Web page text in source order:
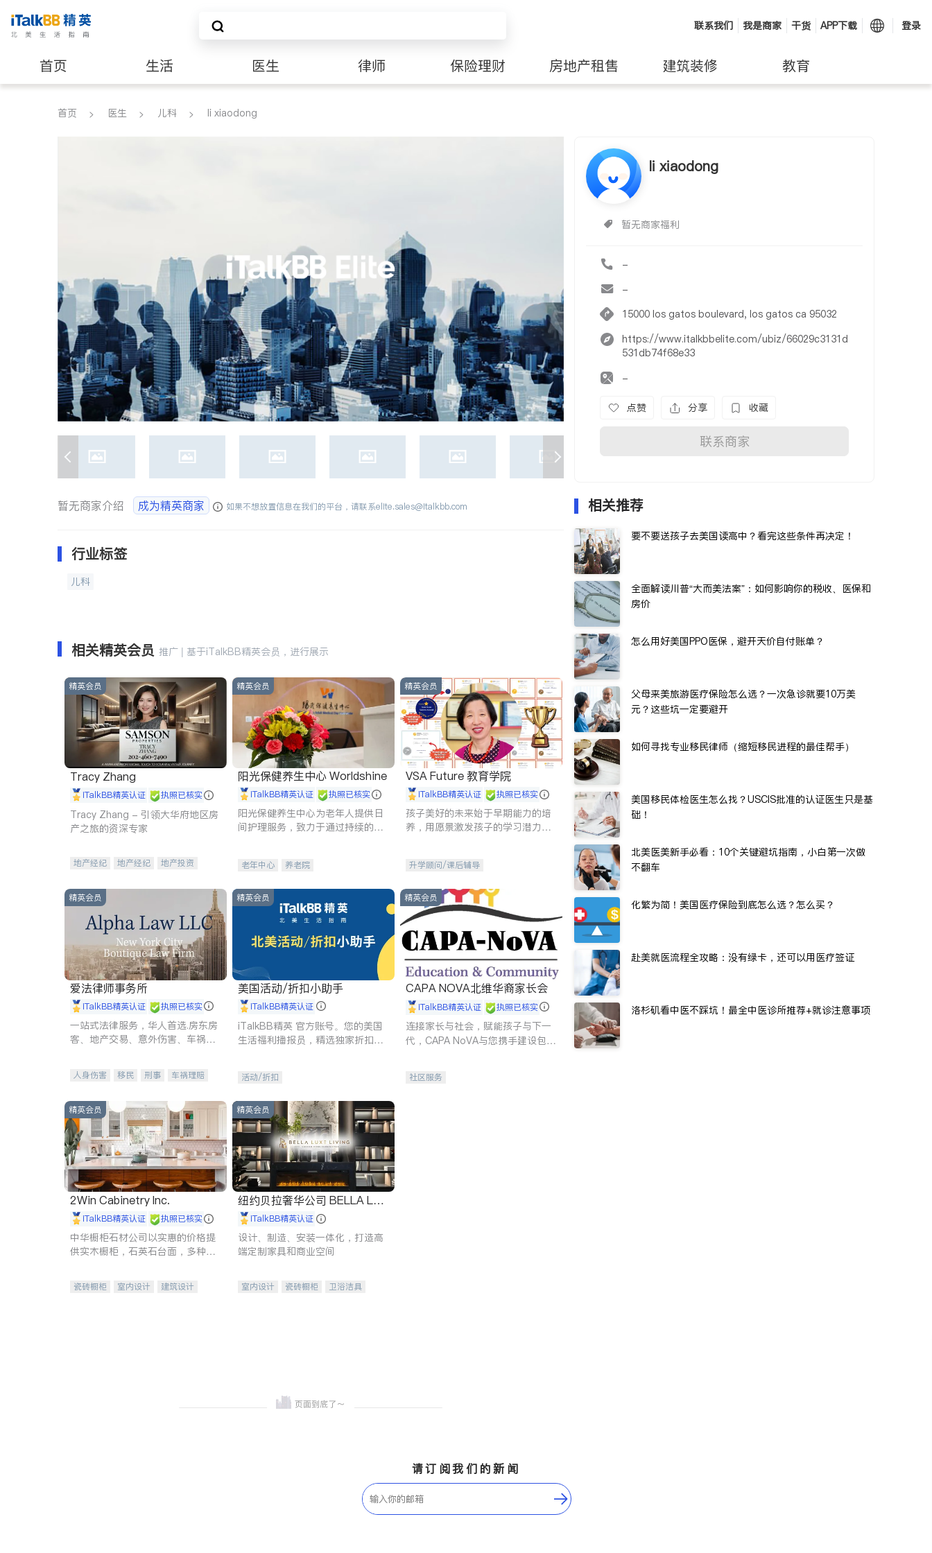
联系我们 我是商家 干货 APP下载 登录
首页 生活 医生 律师 保险理财 房地产租售 建筑装修 教育
养老 非盈利组织
首页 医生 儿科 li xiaodong
li xiaodong
暂无商家福利
-
-
15000 los gatos boulevard, los gatos ca 95032
https://www.italkbbelite.com/ubiz/66029c3131d
531db74f68e33
-
点赞 分享 收藏
联系商家
暂无商家介绍 成为精英商家 如果不想放置信息在我们的平台，请联系elite.sales@italkbb.com
行业标签
儿科
相关精英会员 推广 | 基于iTalkBB精英会员，进行展示
精英会员
Tracy Zhang
iTalkBB精英认证 执照已核实
Tracy Zhang - 引领大华府地区房
产之旅的资深专家
地产经纪 地产经纪
地产投资
精英会员
阳光保健养生中心 Worldshine
iTalkBB精英认证 执照已核实
阳光保健养生中心为老年人提供日
间护理服务，致力于通过持续的护
老年中心 养老院
精英会员
VSA Future 教育学院
iTalkBB精英认证 执照已核实
孩子美好的未来始于早期能力的培
养，用愿景激发孩子的学习潜力和
升学顾问/课后辅导
精英会员
爱法律师事务所
iTalkBB精英认证 执照已核实
一站式法律服务，华人首选.房东房
客、地产交易、意外伤害、车祸重
人身伤害 移民 刑事
车祸理赔
商标注册
索赔 律师-其它 保释
精英会员
美国活动/折扣小助手
iTalkBB精英认证
iTalkBB精英 官方账号。您的美国
生活福利播报员，精选独家折扣、
活动/折扣
精英会员
CAPA NOVA北维华裔家长会
iTalkBB精英认证 执照已核实
连接家长与社会，赋能孩子与下一
代，CAPA NoVA与您携手建设包
社区服务
精英会员
2Win Cabinetry Inc.
iTalkBB精英认证 执照已核实
中华橱柜石材公司以实惠的价格提
供实木橱柜，石英石台面，多种优
机。品质厨房，家的选择。
瓷砖橱柜 室内设计
建筑设计
精英会员
纽约贝拉奢华公司 BELLA LUX
E iTalkBB精英认证
设计、制造、安装一体化，打造高
端定制家具和商业空间
室内设计 瓷砖橱柜
卫浴洁具
相关推荐
要不要送孩子去美国读高中？看完这些条件再决定！
全面解读川普“大而美法案”：如何影响你的税收、医保和
房价
怎么用好美国PPO医保，避开天价自付账单？
父母来美旅游医疗保险怎么选？一次急诊就要10万美
元？这些坑一定要避开
如何寻找专业移民律师（缩短移民进程的最佳帮手）
美国移民体检医生怎么找？USCIS批准的认证医生只是基
础！
北美医美新手必看：10个关键避坑指南，小白第一次做
不翻车
化繁为简！美国医疗保险到底怎么选？怎么买？
赴美就医流程全攻略：没有绿卡，还可以用医疗签证
洛杉矶看中医不踩坑！最全中医诊所推荐+就诊注意事项
请订阅我们的新闻